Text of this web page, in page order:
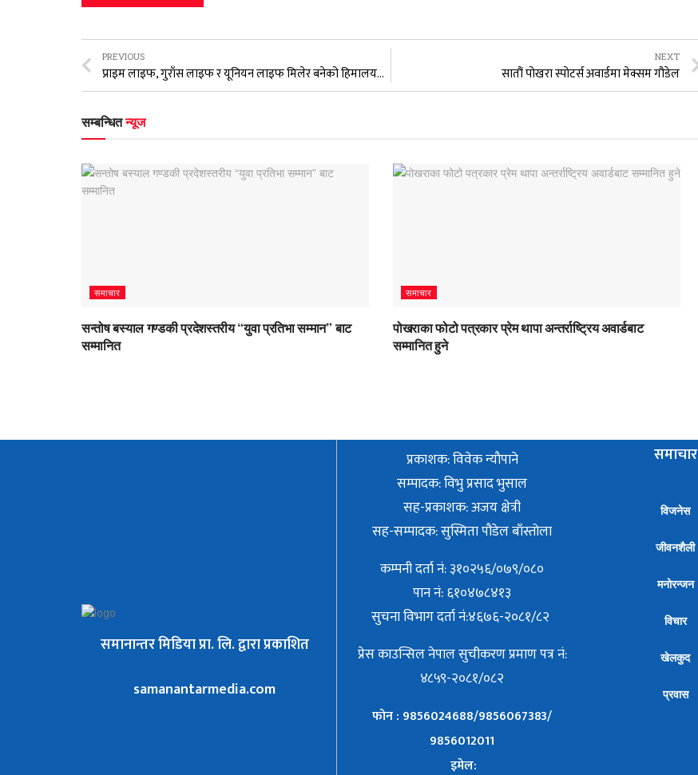
PREVIOUS
प्राइम लाइफ, गुराँस लाइफ र यूनियन लाइफ मिलेर बनेको हिमालयन लाइफ इन्स्योरेन्स कम्पनीले यहि बैशाख अन्तिम सातामा एकिकृत कारोबार गर्ने तयारी
NEXT
सातौं पोखरा स्पोटर्स अवार्डमा मेक्सम गौडेल
सम्बन्धितन्यूज
समाचार
सन्तोष बस्याल गण्डकी प्रदेशस्तरीय “युवा प्रतिभा सम्मान” बाट
सम्मानित
समाचार
पोखराका फोटो पत्रकार प्रेम थापा अन्तर्राष्ट्रिय अवार्डबाट
सम्मानित हुने
समानान्तर मिडिया प्रा. लि. द्वारा प्रकाशित
samanantarmedia.com
प्रकाशक: विवेक न्याैपाने
सम्पादक: विभु प्रसाद भुसाल
सह-प्रकाशक: अजय क्षेत्री
सह-सम्पादक: सुस्मिता पौडेल बाँस्तोला
कम्पनी दर्ता नं: ३१०२५६/०७९/०८०
पान नं: ६१०४७८४१३
सुचना विभाग दर्ता नं:४६७६-२०८१/८२
प्रेस काउन्सिल नेपाल सुचीकरण प्रमाण पत्र नं:
४८५९-२०८१/०८२
फोन : 9856024688/9856067383/
9856012011
इमेल:
समाचार
विजनेस
जीवनशैली
मनोरन्जन
विचार
खेलकुद
प्रवास